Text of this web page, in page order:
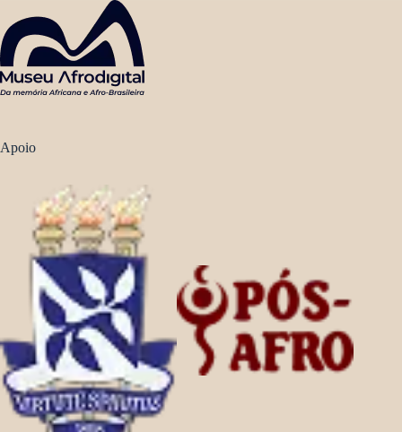
Apoio